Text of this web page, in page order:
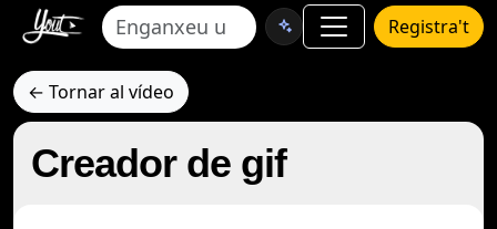
Registra't
← Tornar al vídeo
Creador de gif